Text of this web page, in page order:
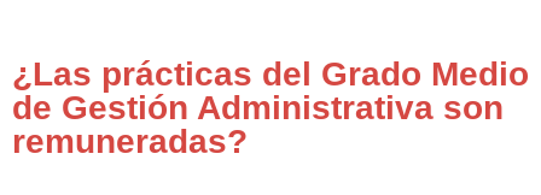
¿Las prácticas del Grado Medio
de Gestión Administrativa son
remuneradas?